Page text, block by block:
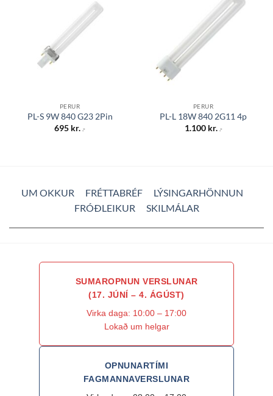
Bæta á
óskalista
PERUR
PL-S 9W 840 G23 2Pin
695 kr. .-
Bæta á
óskalista
PERUR
PL-L 18W 840 2G11 4p
1.100 kr. .-
UM OKKUR FRÉTTABRÉF
LÝSINGARHÖNNUN
FRÓÐLEIKUR
SKILMÁLAR
SUMAROPNUN VERSLUNAR
(17. JÚNÍ – 4. ÁGÚST)
Virka daga: 10:00 – 17:00
Lokað um helgar
OPNUNARTÍMI
FAGMANNAVERSLUNAR